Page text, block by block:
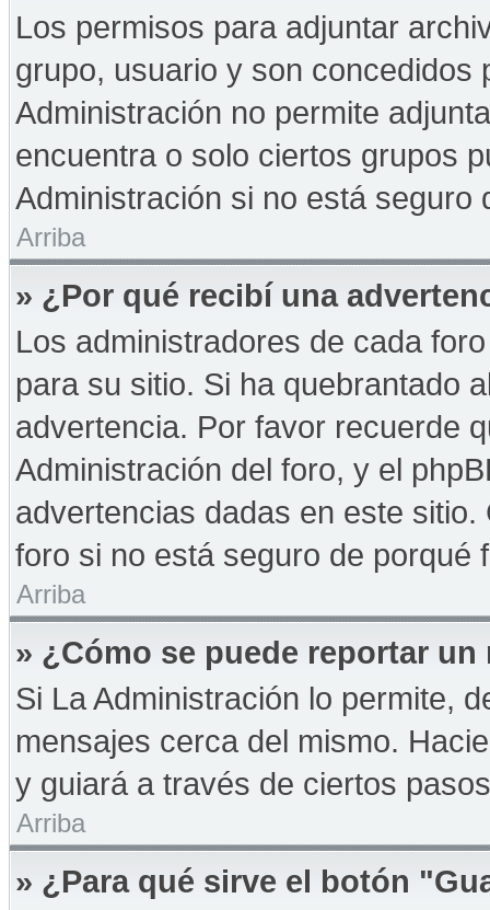
Los permisos para adjuntar
grupo, usuario y son concedidos
Administración no permite
encuentra o solo ciertos grupos
Administración si no está seguro
Arriba
» ¿Por qué recibí una
Los administradores de cada
para su sitio. Si ha quebrantado
advertencia. Por favor recuerde
Administración del foro, y el
advertencias dadas en este
foro si no está seguro de porqué
Arriba
» ¿Cómo se puede reportar
Si La Administración lo permite,
mensajes cerca del mismo.
y guiará a través de ciertos
Arriba
» ¿Para qué sirve el botón